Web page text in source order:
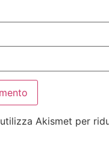
Akismet per